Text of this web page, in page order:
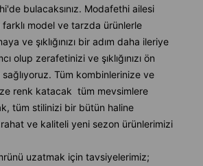
bulacaksınız. Modafethi ailesi
model ve tarzda ürünlerle
ve şıklığınızı bir adım daha ileriye
olup zerafetinizi ve şıklığınızı ön
sağlıyoruz. Tüm kombinlerinize ve
renk katacak tüm mevsimlere
tüm stilinizi bir bütün haline
ve kaliteli yeni sezon ürünlerimizi
uzatmak için tavsiyelerimiz;